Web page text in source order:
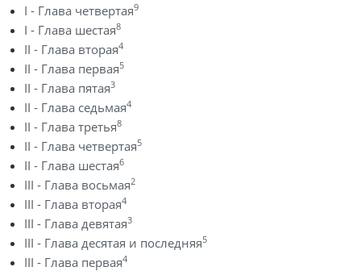
I - Глава четвертая9
I - Глава шестая8
II - Глава вторая4
II - Глава первая5
II - Глава пятая3
II - Глава седьмая4
II - Глава третья8
II - Глава четвертая5
II - Глава шестая6
III - Глава восьмая2
III - Глава вторая4
III - Глава девятая3
III - Глава десятая и последняя5
III - Глава первая4